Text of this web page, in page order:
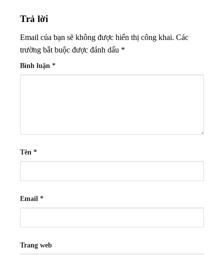
Trả lời
Email của bạn sẽ không được hiển thị công khai. Các
trường bắt buộc được đánh dấu *
Bình luận *
Tên *
Email *
Trang web